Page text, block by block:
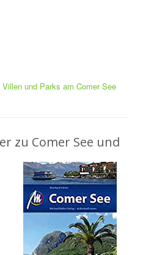
und Parks am Comer See
zu Comer See und